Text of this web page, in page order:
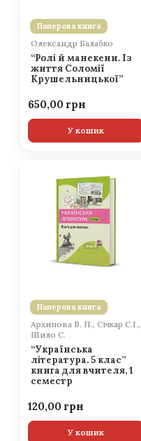
Паперова книга
Олександр Балабко
“Ролі й манекени. Із
життя Соломії
Крушельницької”
650,00
У кошик
Паперова книга
Архипова В. П., Січкар С.І.,
Шило С.
“Українська
література. 5 клас”
книга для вчителя, 1
семестр
120,00
У кошик